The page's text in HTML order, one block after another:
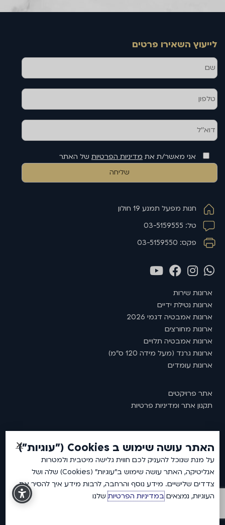
ארונות שירות
ארונות נטילת ידיים
ארונות אמבטיה דגמי 2026
ארונות מחורצים
ארונות אמבטיה תלויים
ארונות גרנד (מעל מידה 120 ס"מ)
ארונות עומדים
אתר פרויקטים
תקנון אתר ומדיניות פרטיות
לייעוץ השאירו פרטים
שם
טלפון
דוא''ל
אני מאשר/ת את מדיניות הפרטיות של האתר
חנות מפעל תמנע 19 חולון
טל: 03-5159555
פקס: 03-5159550
2026 © כל זכויות שמורות לאמבין ארונות אמבטיה.
האתר עושה שימוש ב Cookies ("עוגיות")
על מנת שנוכל להעניק לכם חווית גלישה מיטבית ולמטרות
אנליטיקה, האתר עושה שימוש ב"עוגיות" (Cookies) שלה ושל
צדדים שלישיים. מידע נוסף והרחבה, לרבות מידע איך להסיר את
העוגיות, נמצאיםבמדיניות הפרטיותשלנו